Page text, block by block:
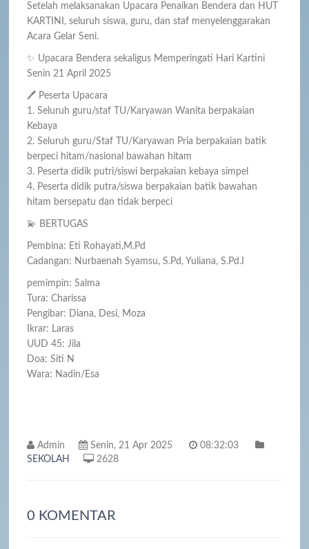
Setelah melaksanakan Upacara Penaikan Bendera dan HUT
KARTINI, seluruh siswa, guru, dan staf menyelenggarakan
Acara Gelar Seni.
✨ Upacara Bendera sekaligus Memperingati Hari Kartini
Senin 21 April 2025
🖊 Peserta Upacara
1. Seluruh guru/staf TU/Karyawan Wanita berpakaian
Kebaya
2. Seluruh guru/Staf TU/Karyawan Pria berpakaian batik
berpeci hitam/nasional bawahan hitam
3. Peserta didik putri/siswi berpakaian kebaya simpel
4. Peserta didik putra/siswa berpakaian batik bawahan
hitam bersepatu dan tidak berpeci
💫 BERTUGAS
Pembina: Eti Rohayati,M.Pd
Cadangan: Nurbaenah Syamsu, S.Pd, Yuliana, S.Pd.I
pemimpin: Salma
Tura: Charissa
Pengibar: Diana, Desi, Moza
Ikrar: Laras
UUD 45: Jila
Doa: Siti N
Wara: Nadin/Esa
Admin Senin, 21 Apr 2025
08:32:03
SEKOLAH
2628
0 KOMENTAR